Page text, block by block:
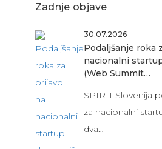
Zadnje objave
30.07.2026
Podaljšanje roka
nacionalni
(Web Summit…
SPIRIT Slovenija
za nacionalni
dva…